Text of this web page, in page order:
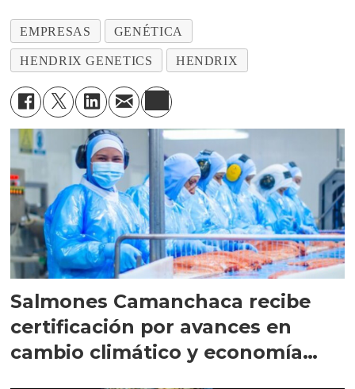
EMPRESAS GENÉTICA
HENDRIX GENETICS HENDRIX
Salmones Camanchaca recibe
certificación por avances en
cambio climático y economía